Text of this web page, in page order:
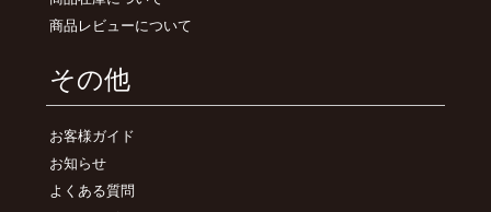
商品レビューについて
その他
お客様ガイド
お知らせ
よくある質問